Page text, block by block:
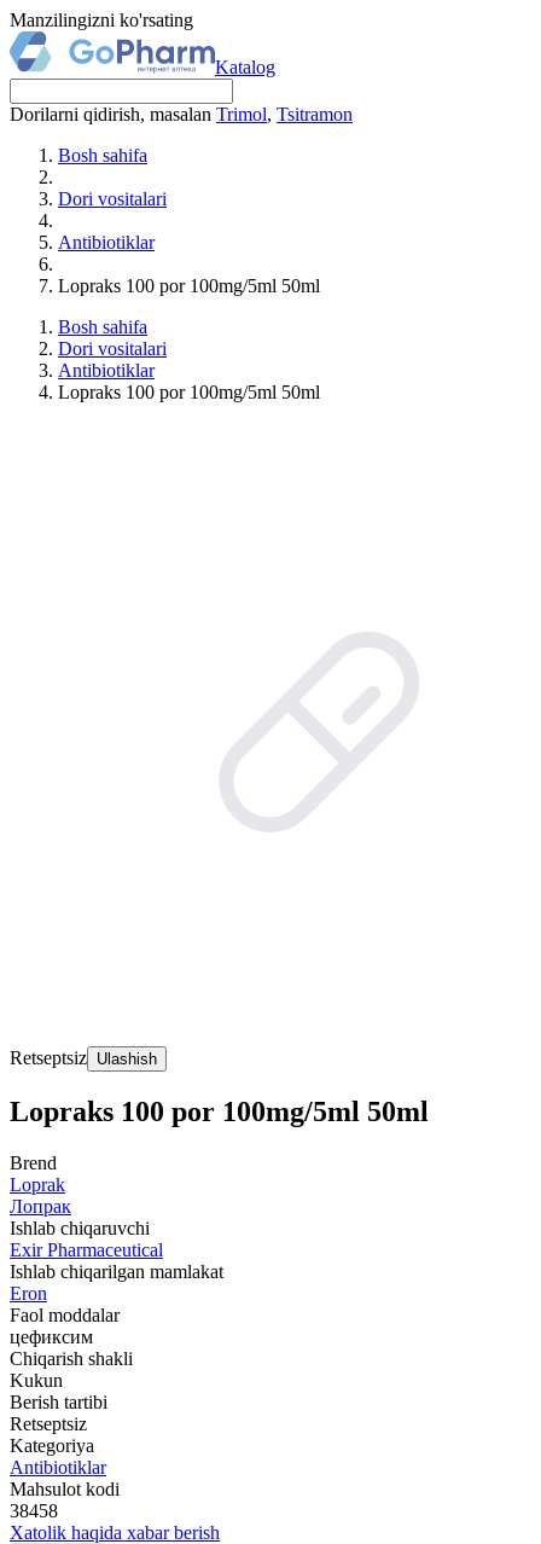
Manzilingizni ko'rsating
Katalog
Dorilarni qidirish, masalan Trimol, Tsitramon
Bosh sahifa
Dori vositalari
Antibiotiklar
Lopraks 100 por 100mg/5ml 50ml
Bosh sahifa
Dori vositalari
Antibiotiklar
Lopraks 100 por 100mg/5ml 50ml
Retseptsiz Ulashish
Lopraks 100 por 100mg/5ml 50ml
Brend
Loprak
Лопрак
Ishlab chiqaruvchi
Exir Pharmaceutical
Ishlab chiqarilgan mamlakat
Eron
Faol moddalar
цефиксим
Chiqarish shakli
Kukun
Berish tartibi
Retseptsiz
Kategoriya
Antibiotiklar
Mahsulot kodi
38458
Xatolik haqida xabar berish